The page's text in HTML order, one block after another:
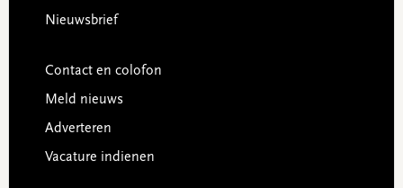
Nieuwsbrief
Contact en colofon
Meld nieuws
Adverteren
Vacature indienen